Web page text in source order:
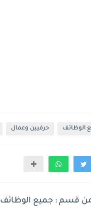
الوظائف حرفيين وعمال
من قسم : جميع الوظائف